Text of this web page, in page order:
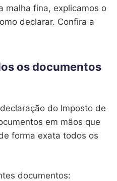
malha fina, explicamos o
declarar. Confira a
os documentos
do Imposto de
em mãos que
forma exata todos os
documentos: